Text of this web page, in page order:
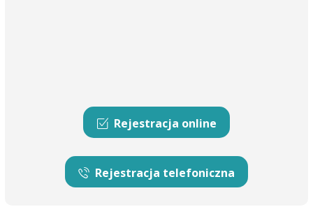
Rejestracja online
Rejestracja telefoniczna